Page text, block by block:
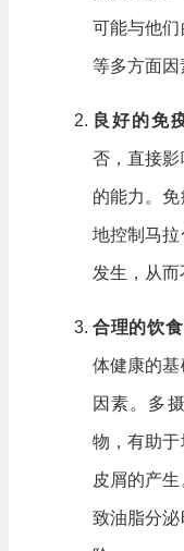
可能与他
等多方面因
良好的免
否，直接
的能力。
地控制马
发生，从而
合理的饮食
体健康的
因素。多
物，有助
皮屑的产
致油脂分